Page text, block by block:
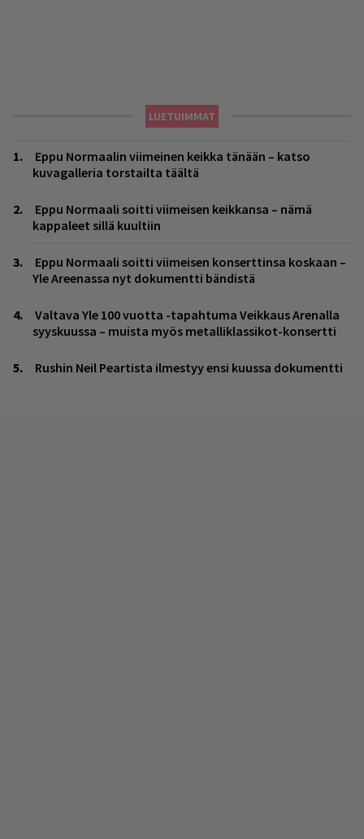
LUETUIMMAT
Eppu Normaalin viimeinen keikka tänään – katso
kuvagalleria torstailta täältä
Eppu Normaali soitti viimeisen keikkansa – nämä
kappaleet sillä kuultiin
Eppu Normaali soitti viimeisen konserttinsa koskaan –
Yle Areenassa nyt dokumentti bändistä
Valtava Yle 100 vuotta -tapahtuma Veikkaus Arenalla
syyskuussa – muista myös metalliklassikot-konsertti
Rushin Neil Peartista ilmestyy ensi kuussa dokumentti